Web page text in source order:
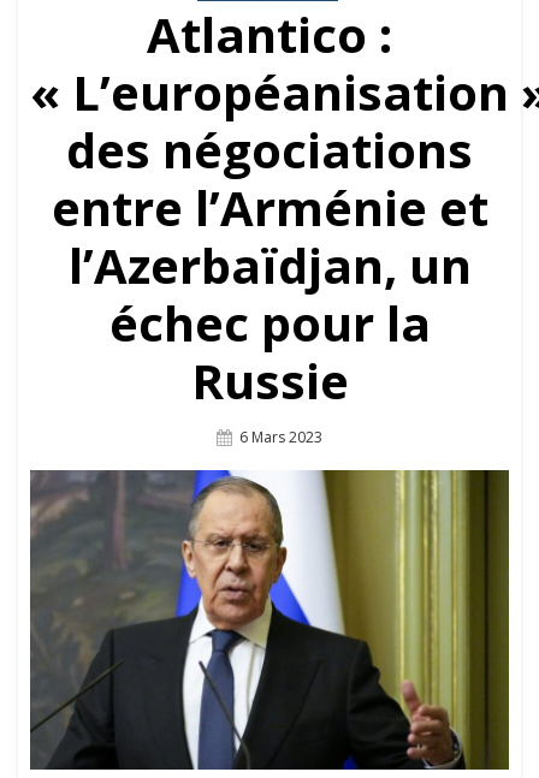
Atlantico :
« L’européanisation
des négociations
entre l’Arménie et
l’Azerbaïdjan, un
échec pour la
Russie
Posted
6 Mars 2023